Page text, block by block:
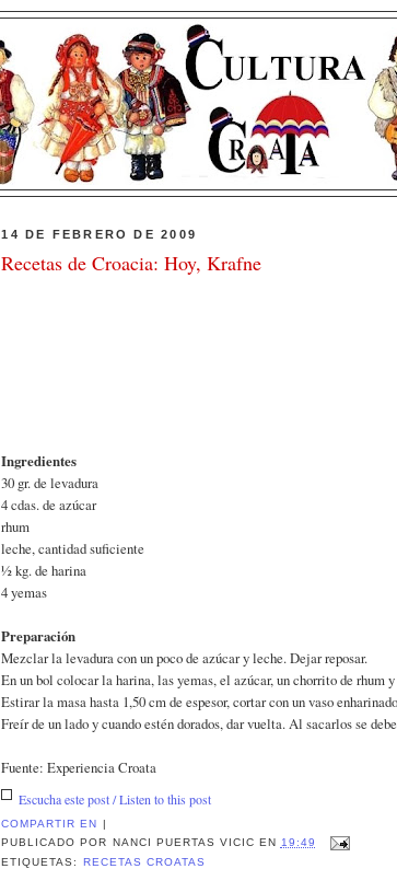
14 DE FEBRERO DE 2009
Recetas de Croacia: Hoy, Krafne
Ingredientes
30 gr. de levadura
4 cdas. de azúcar
rhum
leche, cantidad suficiente
½ kg. de harina
4 yemas
Preparación
Mezclar la levadura con un poco de azúcar y leche. Dejar reposar.
En un bol colocar la harina, las yemas, el azúcar, un chorrito de rhum
Estirar la masa hasta 1,50 cm de espesor, cortar con un vaso
Freír de un lado y cuando estén dorados, dar vuelta. Al sacarlos se
Fuente: Experiencia Croata
Escucha este post / Listen to this post
COMPARTIR EN
|
PUBLICADO POR NANCI PUERTAS VICIC EN 19:49
ETIQUETAS: RECETAS CROATAS